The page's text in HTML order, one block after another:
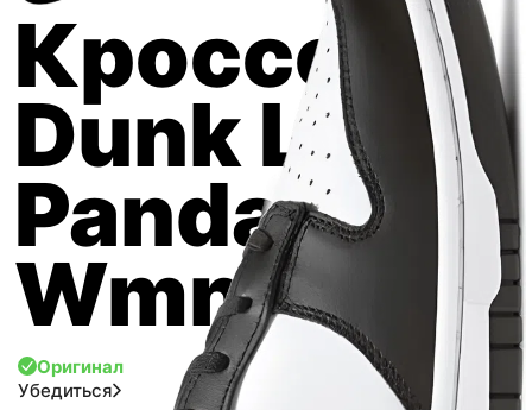
Кроссовки
Dunk Low
Panda
Wmns
Оригинал
Убедиться